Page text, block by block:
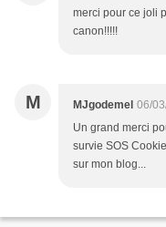
merci pour ce joli
canon!!!!!
M MJgodemel 06/
Un grand merci
survie SOS
sur mon blog...